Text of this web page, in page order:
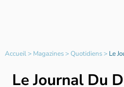
Accueil> Magazines> Quotidiens> Le
Le Journal Du